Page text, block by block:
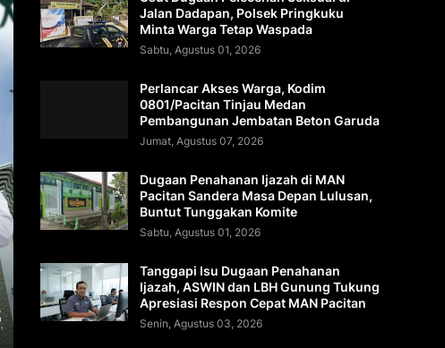
Jalan Dadapan, Polsek Pringkuku
Minta Warga Tetap Waspada
Sabtu, Agustus 01, 2026
Perlancar Akses Warga, Kodim
0801/Pacitan Tinjau Medan
Pembangunan Jembatan Beton Garuda
Jumat, Agustus 07, 2026
Dugaan Penahanan Ijazah di MAN
Pacitan Sandera Masa Depan Lulusan,
Buntut Tunggakan Komite
Sabtu, Agustus 01, 2026
Tanggapi Isu Dugaan Penahanan
Ijazah, ASWIN dan LBH Gunung Tukung
Apresiasi Respon Cepat MAN Pacitan
Senin, Agustus 03, 2026